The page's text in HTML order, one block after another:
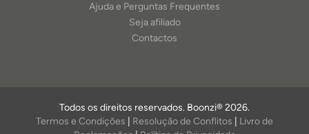
Ajuda e Perguntas Frequentes
Seja afiliado
Contactos
Todos os direitos reservados. Boonzi® 2026.
Termos e Condições
Resolução de Conflitos
Livro de